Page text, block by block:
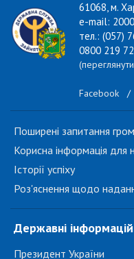
61068, м.
e-mail:
тел.: (057)
0800 219
Facebook /
Поширені запитання
Корисна інформація для
Історії успіху
Роз'яснення щодо
Державні
Президент України